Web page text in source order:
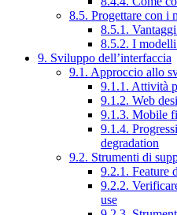
8.5. Progettare con i
8.5.1.
8.5.2. I
9. Sviluppo dell’interfaccia
9.1. Approccio allo
9.1.1. Attività
9.1.2. Web
9.1.3. Mobile
9.1.4.
degradation
9.2. Strumenti di
9.2.1. Feature
9.2.2.
use